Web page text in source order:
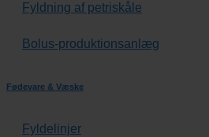
Fyldning af petriskåle
Bolus-produktionsanlæg
Fødevare & Væske
Fyldelinjer